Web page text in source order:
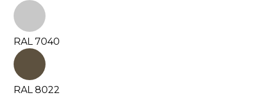
RAL 7040
RAL 8022